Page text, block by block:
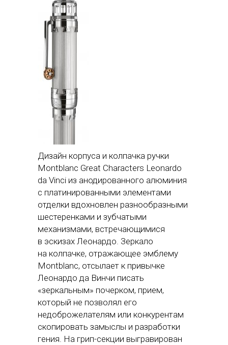
Дизайн корпуса и колпачка ручки
Montblanc Great Characters Leonardo
da Vinci из анодированного алюминия
с платинированными элементами
отделки вдохновлен разнообразными
шестеренками и зубчатыми
механизмами, встречающимися
в эскизах Леонардо. Зеркало
на колпачке, отражающее эмблему
Montblanc, отсылает к привычке
Леонардо да Винчи писать
«зеркальным» почерком, прием,
который не позволял его
недоброжелателям или конкурентам
скопировать замыслы и разработки
гения. На грип-секции выгравирован